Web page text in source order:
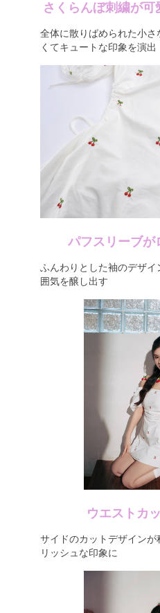
さくらんぼ刺繍が可
全体に散りばめられた小
くてキュートな印象を演出
パフスリーブが
ふんわりとした袖のデザ
囲気を醸し出す
ウエストカ
サイドのカットデザインが
リッシュな印象に